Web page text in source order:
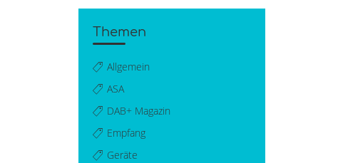
Themen
Allgemein
ASA
DAB+ Magazin
Empfang
Geräte